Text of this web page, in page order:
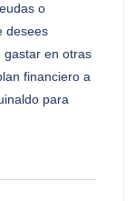
o
desees
gastar en otras
financiero a
para